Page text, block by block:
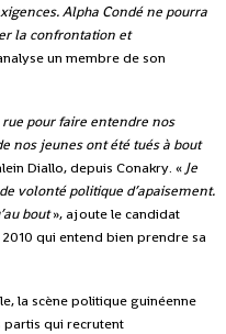
Alpha Condé ne pourra
la confrontation et
un membre de son
pour faire entendre nos
nos jeunes ont été tués à bout
Diallo, depuis Conakry. « Je
volonté politique d’apaisement.
bout», ajoute le candidat
qui entend bien prendre sa
la scène politique guinéenne
partis qui recrutent